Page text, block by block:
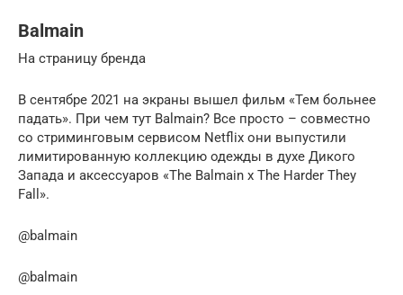
Balmain
На страницу бренда
В сентябре 2021 на экраны вышел фильм «Тем больнее
падать». При чем тут Balmain? Все просто – совместно
со стриминговым сервисом Netflix они выпустили
лимитированную коллекцию одежды в духе Дикого
Запада и аксессуаров «The Balmain x The Harder They
Fall».
@balmain
@balmain